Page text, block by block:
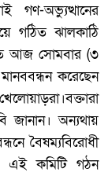
গণ-অভ্যুত্থানের
গঠিত ঝালকাঠি
আজ সোমবার (৩
করেছেন
জানান। অন্যথায়
বৈষম্যবিরোধী
এই কমিটি গঠন